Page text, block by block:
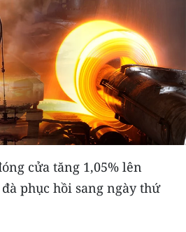
cửa tăng 1,05% lên
phục hồi sang ngày thứ